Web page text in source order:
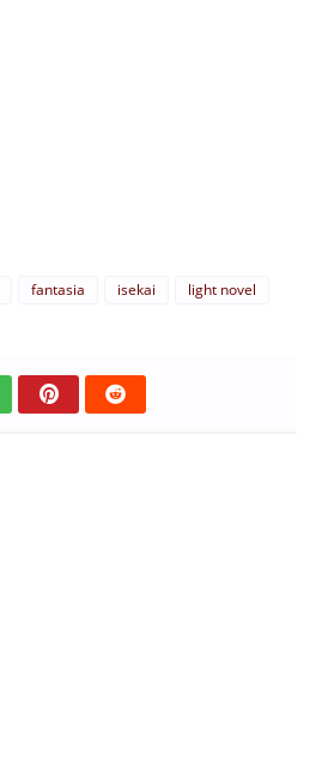
fantasia isekai
light novel